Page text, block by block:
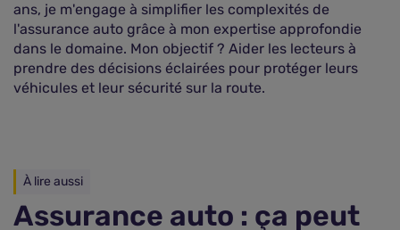
ans, je m'engage à simplifier les complexités de
l'assurance auto grâce à mon expertise approfondie
dans le domaine. Mon objectif ? Aider les lecteurs à
prendre des décisions éclairées pour protéger leurs
véhicules et leur sécurité sur la route.
À lire aussi
Assurance auto : ça peut